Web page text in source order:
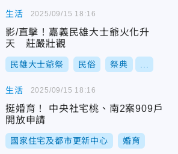
生活
影/直擊！嘉義民雄大士爺火化升
天 莊嚴壯觀
民雄大士爺祭 民俗 祭典
2025/09/15 18:16
生活
挺婚育！ 中央社宅桃、南2案909戶
開放申請
國家住宅及都市更新中心 婚育
2025/09/15 18:16